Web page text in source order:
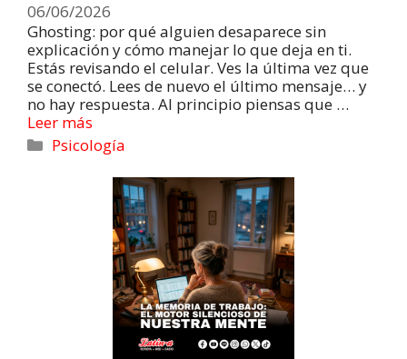
06/06/2026
Ghosting: por qué alguien desaparece sin
explicación y cómo manejar lo que deja en ti.
Estás revisando el celular. Ves la última vez que
se conectó. Lees de nuevo el último mensaje… y
no hay respuesta. Al principio piensas que …
Leer más
Psicología